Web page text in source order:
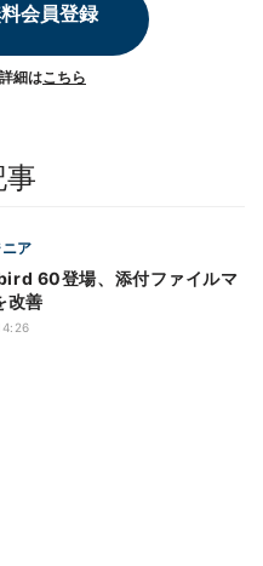
会員登録
細はこちら
ア
60登場、添付ファイルマ
改善